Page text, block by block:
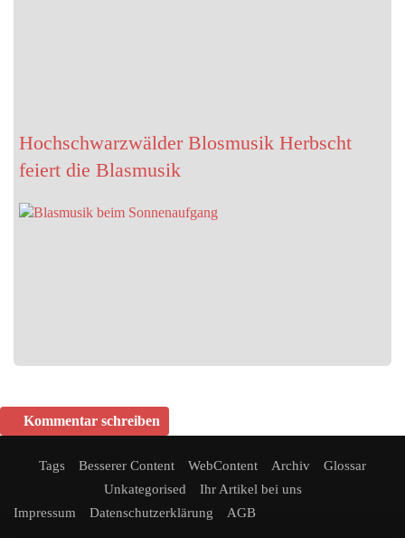
Hochschwarzwälder Blosmusik Herbscht
feiert die Blasmusik
Kommentar schreiben
Tags Besserer Content WebContent Archiv
Glossar
Unkategorised
Ihr Artikel bei uns
Impressum
Datenschutzerklärung AGB